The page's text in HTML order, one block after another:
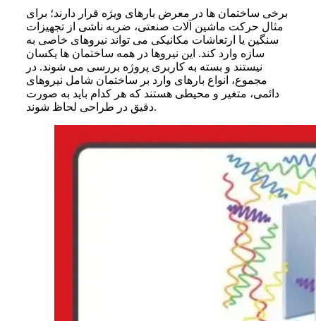
برخی ساختمان ها در معرض بارهای ویژه قرار دارند؛ برای
مثال حرکت ماشین آلات صنعتی، ضربه ناشی از تجهیزات
سنگین یا ارتعاشات مکانیکی می تواند نیروهای خاصی به
سازه وارد کند. این نیروها در همه ساختمان ها یکسان
نیستند و بسته به کاربری پروژه بررسی می شوند. در
مجموع، انواع بارهای وارد بر ساختمان شامل نیروهای
دائمی، متغیر و محیطی هستند که هر کدام باید به صورت
دقیق در طراحی لحاظ شوند.